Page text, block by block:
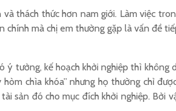
thách thức hơn nam giới. Làm việc
chính mà chị em thường gặp là vấn đề
tưởng, kế hoạch khởi nghiệp thì không
chìa khóa” nhưng họ thường chỉ
sản đó cho mục đích khởi nghiệp. Bởi